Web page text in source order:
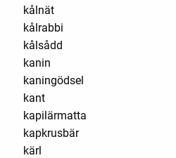
kålnät
kålrabbi
kålsådd
kanin
kaningödsel
kant
kapilärmatta
kapkrusbär
kärl